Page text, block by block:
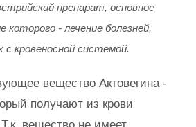
препарат, основное
которого - лечение болезней,
с кровеносной системой.
вещество Актовегина -
получают из крови
вещество не имеет